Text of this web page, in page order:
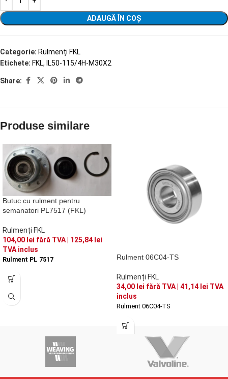
ADAUGĂ ÎN COȘ
Categorie: Rulmenți FKL
Etichete: FKL, IL50-115/4H-M30X2
Share:
Produse similare
Butuc cu rulment pentru
semanatori PL7517 (FKL)
Rulmenți FKL
104,00 lei fără TVA | 125,84 lei
TVA inclus
Rulment PL 7517 Rulment 06C04-TS
Rulmenți FKL
34,00 lei fără TVA | 41,14 lei TVA
inclus
Rulment 06C04-TS